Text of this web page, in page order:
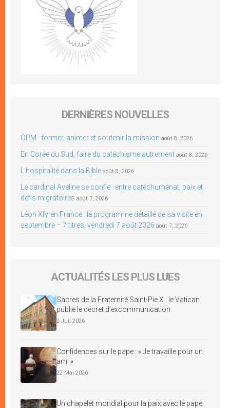
DERNIÈRES NOUVELLES
OPM : former, animer et soutenir la mission août 8, 2026
En Corée du Sud, faire du catéchisme autrement août 8, 2026
L’hospitalité dans la Bible août 8, 2026
Le cardinal Aveline se confie : entre catéchuménat, paix et
défis migratoires août 7, 2026
Léon XIV en France : le programme détaillé de sa visite en
septembre – 7 titres, vendredi 7 août 2026 août 7, 2026
ACTUALITÉS LES PLUS LUES
Sacres de la Fraternité Saint-Pie X : le Vatican
publie le décret d’excommunication
2 Juil 2026
Confidences sur le pape : « Je travaille pour un
ami »
22 Mai 2026
Un chapelet mondial pour la paix avec le pape